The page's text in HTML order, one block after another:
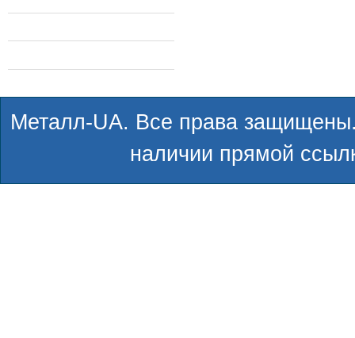
Металл-UA. Все права
наличии прямой